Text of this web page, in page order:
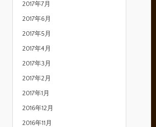
2017年7月
2017年6月
2017年5月
2017年4月
2017年3月
2017年2月
2017年1月
2016年12月
2016年11月